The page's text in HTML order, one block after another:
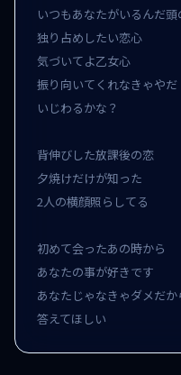
いつもあなたがいるんだ頭
独り占めしたい恋心
気づいてよ乙女心
振り向いてくれなきゃやだ
いじわるかな？
背伸びした放課後の恋
夕焼けだけが知った
2人の横顔照らしてる
初めて会ったあの時から
あなたの事が好きです
あなたじゃなきゃダメだか
答えてほしい